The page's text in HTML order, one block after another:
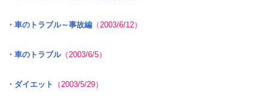
・車のトラブル～事故編（2003/6/12）
・車のトラブル（2003/6/5）
・ダイエット （2003/5/29）